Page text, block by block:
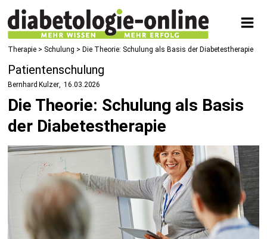
Therapie > Schulung > Die Theorie: Schulung als Basis der Diabetestherapie
Patientenschulung
Bernhard Kulzer 16.03.2026
Die Theorie: Schulung als Basis
der Diabetestherapie